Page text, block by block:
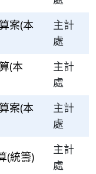
案(本
主計
處
(本
主計
處
案(本
主計
處
(統籌)
主計
處